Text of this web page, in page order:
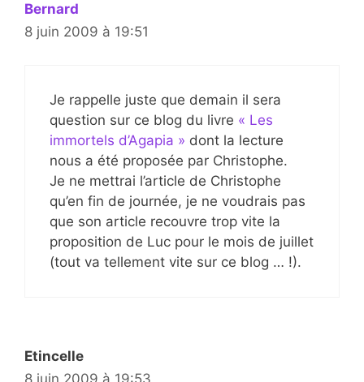
Bernard
8 juin 2009 à 19:51
Je rappelle juste que demain il sera
question sur ce blog du livre « Les
immortels d’Agapia » dont la lecture
nous a été proposée par Christophe.
Je ne mettrai l’article de Christophe
qu’en fin de journée, je ne voudrais pas
que son article recouvre trop vite la
proposition de Luc pour le mois de juillet
(tout va tellement vite sur ce blog … !).
Etincelle
8 juin 2009 à 19:53